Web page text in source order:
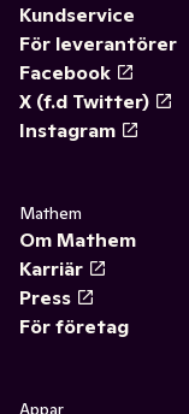
Kundservice
För leverantörer
Facebook
X (f.d Twitter)
Instagram
Mathem
Om Mathem
Karriär
Press
För företag
Appar